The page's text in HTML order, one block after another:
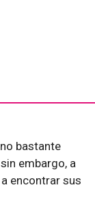
bastante
embargo, a
encontrar sus